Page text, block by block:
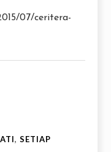
07/ceritera-
, SETIAP